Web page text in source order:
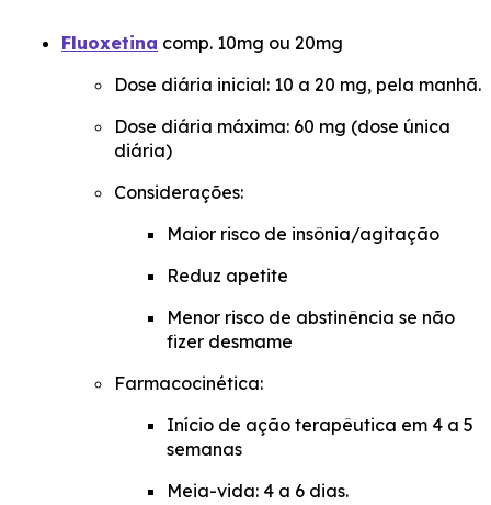
Fluoxetina comp. 10mg ou 20mg
Dose diária inicial: 10 a 20 mg, pela manhã.
Dose diária máxima: 60 mg (dose única
diária)
Considerações:
Maior risco de insônia/agitação
Reduz apetite
Menor risco de abstinência se não
fizer desmame
Farmacocinética:
Início de ação terapêutica em 4 a 5
semanas
Meia-vida: 4 a 6 dias.